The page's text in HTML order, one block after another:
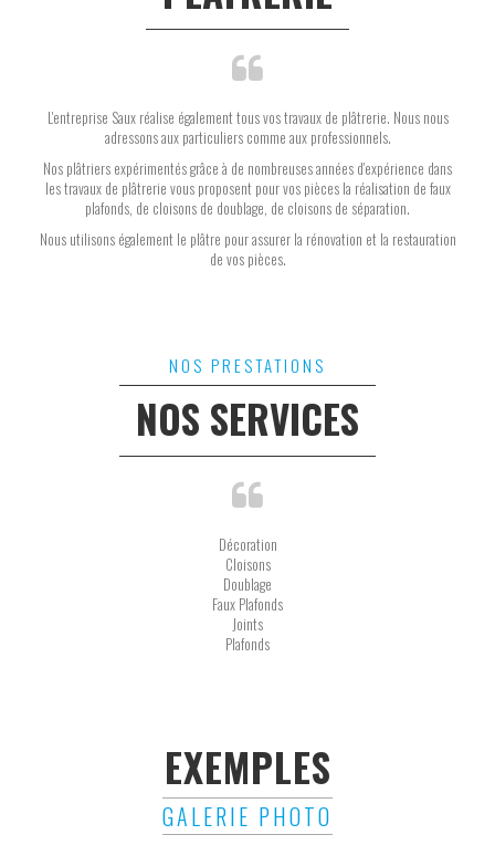
L'entreprise Saux réalise également tous vos travaux de plâtrerie. Nous nous
adressons aux particuliers comme aux professionnels.
Nos plâtriers expérimentés grâce à de nombreuses années d'expérience dans
les travaux de plâtrerie vous proposent pour vos pièces la réalisation de faux
plafonds, de cloisons de doublage, de cloisons de séparation.
Nous utilisons également le plâtre pour assurer la rénovation et la restauration
de vos pièces.
NOS PRESTATIONS
NOS SERVICES
Décoration
Cloisons
Doublage
Faux Plafonds
Joints
Plafonds
EXEMPLES
GALERIE PHOTO